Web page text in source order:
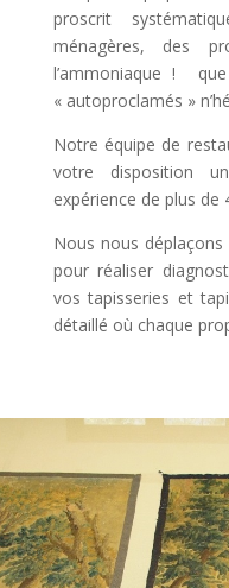
proscrit
ménagères, des
l’ammoniaque !
« autoproclamés »
Notre équipe de
votre disposition
expérience de plus de
Nous nous
pour réaliser
vos tapisseries et
détaillé où chaque